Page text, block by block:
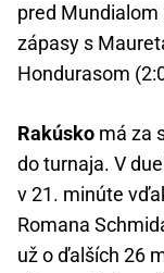
pred
zápasy s
Hondurasom
Rakúsko má za
do turnaja. V
v 21. minúte
Romana
už o ďalších 26